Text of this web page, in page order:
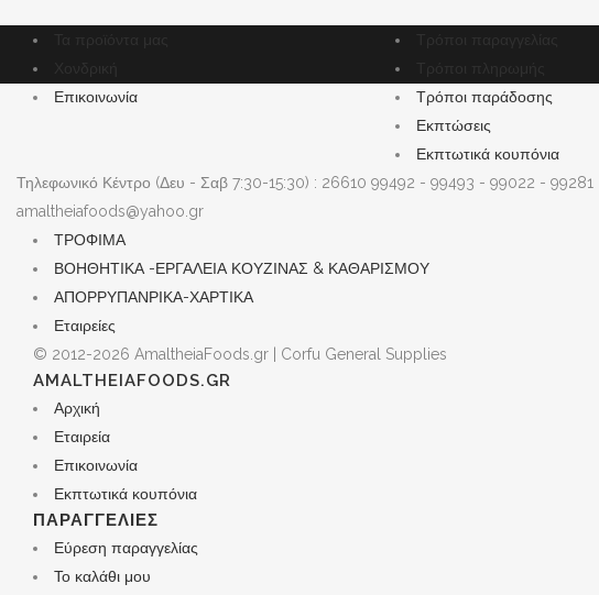
Επικοινωνία
Τρόποι παράδοσης
Εκπτώσεις
Εκπτωτικά κουπόνια
Τηλεφωνικό Κέντρο (Δευ - Σαβ 7:30-15:30) : 26610 99492 - 99493 - 99022 - 99281
amaltheiafoods@yahoo.gr
ΤΡΟΦΙΜΑ
ΒΟΗΘΗΤΙΚΑ -ΕΡΓΑΛΕΙΑ ΚΟΥΖΙΝΑΣ & ΚΑΘΑΡΙΣΜΟΥ
ΑΠΟΡΡΥΠΑΝΡΙΚΑ-ΧΑΡΤΙΚΑ
Εταιρείες
© 2012-2026 AmaltheiaFoods.gr | Corfu General Supplies
AMALTHEIAFOODS.GR
Αρχική
Εταιρεία
Επικοινωνία
Εκπτωτικά κουπόνια
ΠΑΡΑΓΓΕΛΊΕΣ
Εύρεση παραγγελίας
Το καλάθι μου